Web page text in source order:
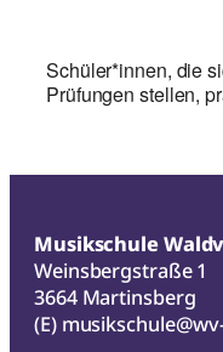
Schüler*innen, die
Prüfungen stellen,
Musikschule
Weinsbergstraße 1
3664 Martinsberg
(E)